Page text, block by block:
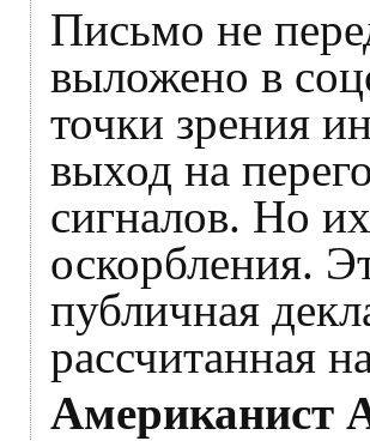
Письмо не
выложено в
точки зрения
выход на
сигналов. Но
оскорбления.
публичная
рассчитанная
Американист